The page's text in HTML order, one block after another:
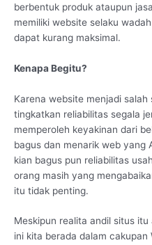
berbentuk produk ataupun
memiliki website selaku
dapat kurang maksimal.
Kenapa Begitu?
Karena website menjadi
tingkatkan reliabilitas segala
memperoleh keyakinan dari
bagus dan menarik web yang
kian bagus pun reliabilitas
orang masih yang
itu tidak penting.
Meskipun realita andil situs
ini kita berada dalam